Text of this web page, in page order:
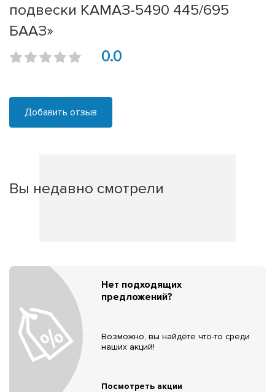
подвески КАМАЗ-5490 445/695
БААЗ»
0.0
Добавить отзыв
Вы недавно смотрели
Нет подходящих
предложений?
Возможно, вы найдёте что-то среди
наших акций!
Посмотреть акции